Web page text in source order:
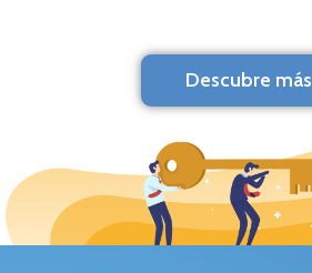
Descubre más